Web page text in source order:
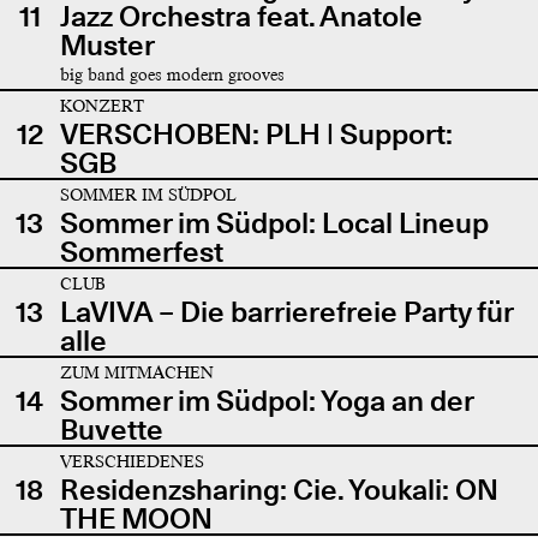
11 Jazz Orchestra feat. Anatole
Muster
big band goes modern grooves
12
KONZERT
VERSCHOBEN: PLH | Support:
SGB
13
SOMMER IM SÜDPOL
Sommer im Südpol: Local Lineup
Sommerfest
13
CLUB
LaVIVA – Die barrierefreie Party für
alle
14
ZUM MITMACHEN
Sommer im Südpol: Yoga an der
Buvette
18
VERSCHIEDENES
Residenzsharing: Cie. Youkali: ON
THE MOON